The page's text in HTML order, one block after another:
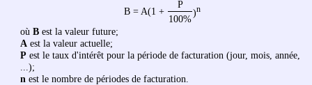
B = A(1 +
P
)n
100%
où Best la valeur future;
A est la valeur actuelle;
P est le taux d'intérêt pour la période de facturation (jour, mois, année,
...);
n est le nombre de périodes de facturation.